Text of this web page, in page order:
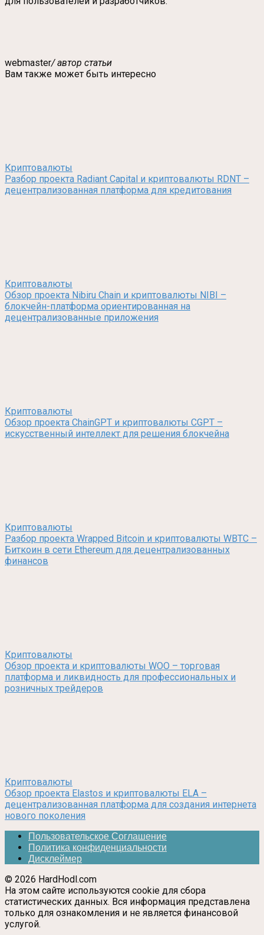
webmaster/ автор статьи
Вам также может быть интересно
Криптовалюты
Разбор проекта Radiant Capital и криптовалюты RDNT –
децентрализованная платформа для кредитования
Криптовалюты
Обзор проекта Nibiru Chain и криптовалюты NIBI –
блокчейн-платформа ориентированная на
децентрализованные приложения
Криптовалюты
Обзор проекта ChainGPT и криптовалюты CGPT –
искусственный интеллект для решения блокчейна
Криптовалюты
Разбор проекта Wrapped Bitcoin и криптовалюты WBTC –
Биткоин в сети Ethereum для децентрализованных
финансов
Криптовалюты
Обзор проекта и криптовалюты WOO – торговая
платформа и ликвидность для профессиональных и
розничных трейдеров
Криптовалюты
Обзор проекта Elastos и криптовалюты ELA –
децентрализованная платформа для создания интернета
нового поколения
Пользовательское Соглашение
Политика конфиденциальности
Дисклеймер
© 2026 HardHodl.com
На этом сайте используются cookie для сбора
статистических данных. Вся информация представлена
только для ознакомления и не является финансовой
услугой.